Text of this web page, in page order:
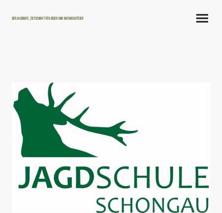
Der Jagdbote, Zeitschrift für Jäger und Naturschützer